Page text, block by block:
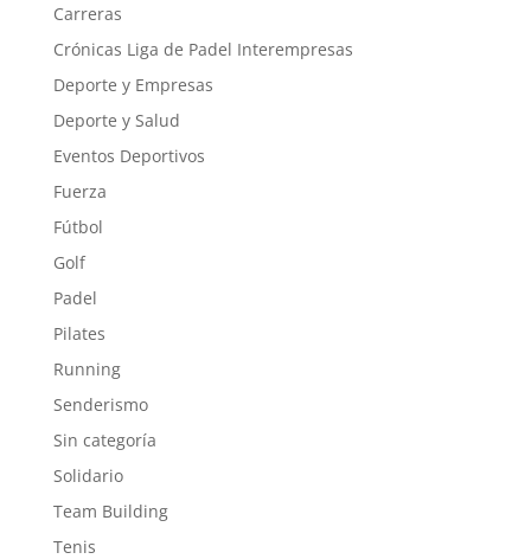
Carreras
Crónicas Liga de Padel Interempresas
Deporte y Empresas
Deporte y Salud
Eventos Deportivos
Fuerza
Fútbol
Golf
Padel
Pilates
Running
Senderismo
Sin categoría
Solidario
Team Building
Tenis